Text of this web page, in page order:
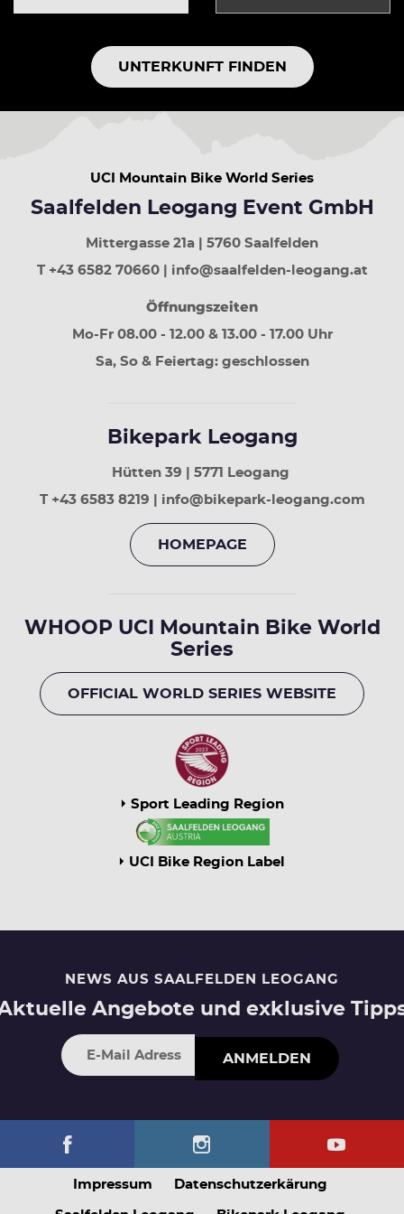
Nächste
Tage
UNTERKUNFT FINDEN
UCI Mountain Bike World Series
Saalfelden Leogang Event GmbH
Mittergasse 21a | 5760 Saalfelden
T +43 6582 70660 | info@saalfelden-leogang.at
Öffnungszeiten
Mo-Fr 08.00 - 12.00 & 13.00 - 17.00 Uhr
Sa, So & Feiertag: geschlossen
Bikepark Leogang
Hütten 39 | 5771 Leogang
T +43 6583 8219 | info@bikepark-leogang.com
HOMEPAGE
WHOOP UCI Mountain Bike World
Series
OFFICIAL WORLD SERIES WEBSITE
Sport Leading Region
UCI Bike Region Label
NEWS AUS SAALFELDEN LEOGANG
Angebote und exklusive
ANMELDEN
Impressum Datenschutzerkärung